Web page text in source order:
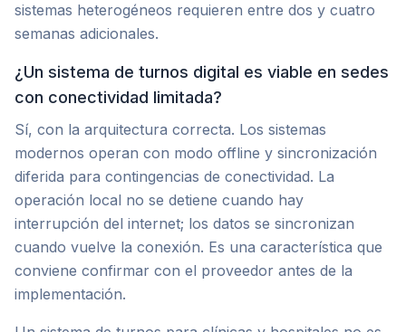
sistemas heterogéneos requieren entre dos y cuatro
semanas adicionales.
¿Un sistema de turnos digital es viable en sedes
con conectividad limitada?
Sí, con la arquitectura correcta. Los sistemas
modernos operan con modo offline y sincronización
diferida para contingencias de conectividad. La
operación local no se detiene cuando hay
interrupción del internet; los datos se sincronizan
cuando vuelve la conexión. Es una característica que
conviene confirmar con el proveedor antes de la
implementación.